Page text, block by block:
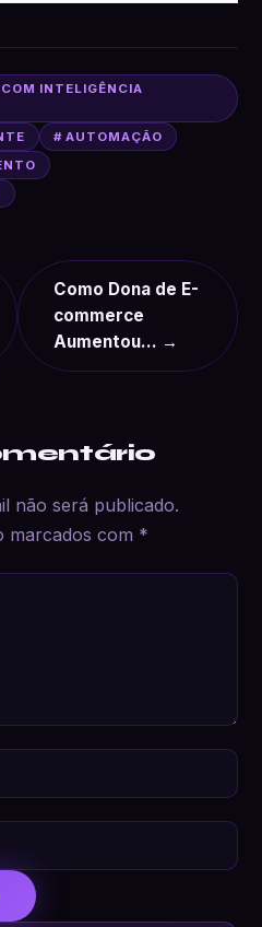
INTELIGÊNCIA
# AUTOMAÇÃO
Como Dona de E-
commerce
Aumentou… →
não será publicado.
marcados com *